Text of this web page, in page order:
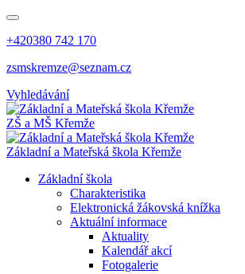
+420380 742 170
zsmskremze@seznam.cz
Vyhledávání
ZŠ a MŠ Křemže
Základní a Mateřská škola Křemže
Základní škola
Charakteristika
Elektronická žákovská knížka
Aktuální informace
Aktuality
Kalendář akcí
Fotogalerie